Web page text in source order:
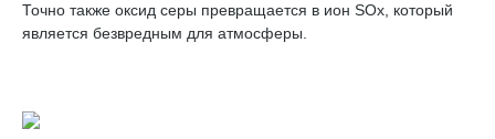
Точно также оксид серы превращается в ион SOx, который
является безвредным для атмосферы.